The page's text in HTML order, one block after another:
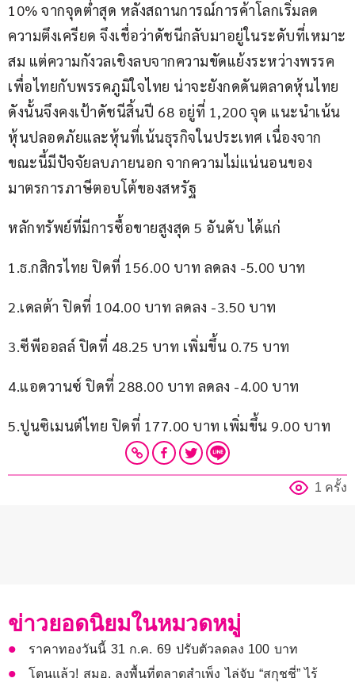
10% จากจุดต่ำสุด หลังสถานการณ์การค้าโลกเริ่มลด
ความตึงเครียด จึงเชื่อว่าดัชนีกลับมาอยู่ในระดับที่เหมาะ
สม แต่ความกังวลเชิงลบจากความขัดแย้งระหว่างพรรค
เพื่อไทยกับพรรคภูมิใจไทย น่าจะยังกดดันตลาดหุ้นไทย
ดังนั้นจึงคงเป้าดัชนีสิ้นปี 68 อยู่ที่ 1,200 จุด แนะนำเน้น
หุ้นปลอดภัยและหุ้นที่เน้นธุรกิจในประเทศ เนื่องจาก
ขณะนี้มีปัจจัยลบภายนอก จากความไม่แน่นอนของ
มาตรการภาษีตอบโต้ของสหรัฐ
หลักทรัพย์ที่มีการซื้อขายสูงสุด 5 อันดับ ได้แก่
1.ธ.กสิกรไทย ปิดที่ 156.00 บาท ลดลง -5.00 บาท
2.เดลต้า ปิดที่ 104.00 บาท ลดลง -3.50 บาท
3.ซีพีออลล์ ปิดที่ 48.25 บาท เพิ่มขึ้น 0.75 บาท
4.แอดวานซ์ ปิดที่ 288.00 บาท ลดลง -4.00 บาท
5.ปูนซิเมนต์ไทย ปิดที่ 177.00 บาท เพิ่มขึ้น 9.00 บาท
1 ครั้ง
ข่าวยอดนิยมในหมวดหมู่
ราคาทองวันนี้ 31 ก.ค. 69 ปรับตัวลดลง 100 บาท
โดนแล้ว! สมอ. ลงพื้นที่ตลาดสำเพ็ง ไล่จับ “สกุชชี่” ไร้